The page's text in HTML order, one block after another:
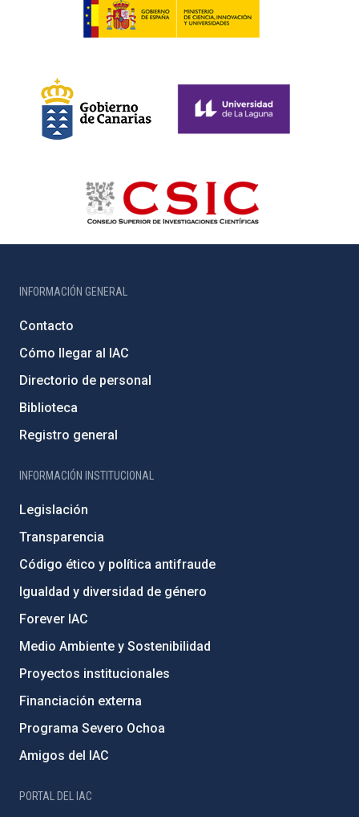
INFORMACIÓN GENERAL
Contacto
Cómo llegar al IAC
Directorio de personal
Biblioteca
Registro general
INFORMACIÓN INSTITUCIONAL
Legislación
Transparencia
Código ético y política antifraude
Igualdad y diversidad de género
Forever IAC
Medio Ambiente y Sostenibilidad
Proyectos institucionales
Financiación externa
Programa Severo Ochoa
Amigos del IAC
PORTAL DEL IAC